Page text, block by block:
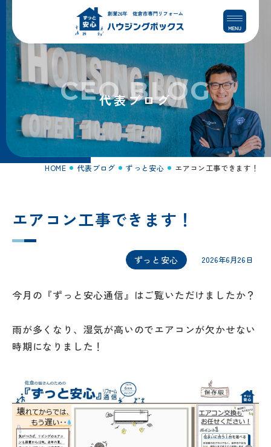
コ
テ
ン
ス
ナ
ゲ
ー
ン
代表ブログ
CEO BLOG
HOME 代表ブログ ずっと安心 エアコン工事できます！
エアコン工事できます！
ずっと安心 2026年6月26日
今月の『ずっと安心通信』はご覧いただけましたか？
雨が多くなり、湿気が高いのでエアコンが欠かせない
時期になりました！